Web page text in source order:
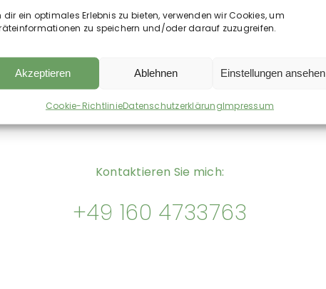
dir ein optimales Erlebnis zu bieten, verwenden wir Cookies, um
zu speichern und/oder darauf zuzugreifen.
Akzeptieren Ablehnen Einstellungen ansehen
Cookie-RichtlinieDatenschutzerklärungImpressum
€/ l
299,00€ /l
zzgl.
Auf die Wunschliste
Kontaktieren Sie mich:
+49 160 4733763